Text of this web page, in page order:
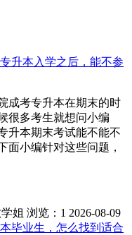
升本入学之后，能不参
成考专升本在期末的时
很多考生就想问小编
升本期末考试能不能不
面小编针对这些问题，
姐 浏览：1 2026-08-09
毕业生，怎么找到适合